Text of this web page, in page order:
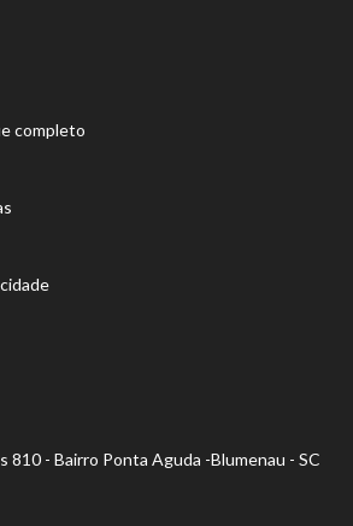
completo
810 - Bairro Ponta Aguda -Blumenau - SC